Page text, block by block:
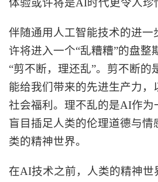
体验或许将是AI时代更令人珍
伴随通用人工智能技术的进一
许将进入一个“乱糟糟”的盘整
“剪不断，理还乱”。剪不断的
能给我们带来的先进生产力，
社会福利。理不乱的是AI作为
盲目插足人类的伦理道德与情
类的精神世界。
在AI技术之前，人类的精神世